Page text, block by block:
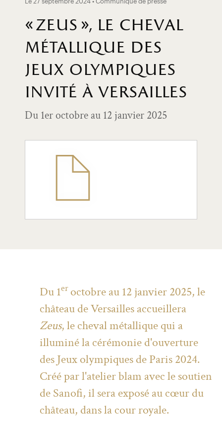
Le 27 septembre 2024 • Communiqué de presse
« zeus », le cheval
métallique des
jeux olympiques
invité à versailles
Du 1er octobre au 12 janvier 2025
Du 1er octobre au 12 janvier 2025, le
château de Versailles accueillera
Zeus, le cheval métallique qui a
illuminé la cérémonie d'ouverture
des Jeux olympiques de Paris 2024.
Créé par l'atelier blam avec le soutien
de Sanofi, il sera exposé au cœur du
château, dans la cour royale.